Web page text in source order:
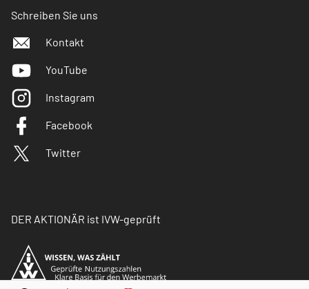
Schreiben Sie uns
Kontakt
YouTube
Instagram
Facebook
Twitter
DER AKTIONÄR ist IVW-geprüft